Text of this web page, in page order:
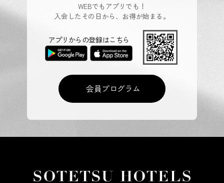
WEBでもアプリでも！
入会したその日から、お得が始まる。
会員プログラム
アプリからの登録はこちら